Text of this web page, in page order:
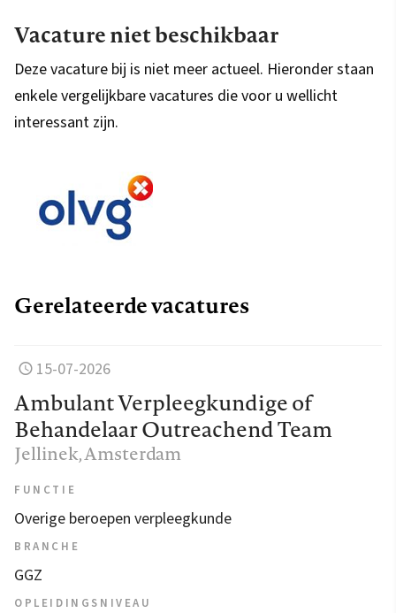
Vacature niet beschikbaar
Deze vacature bij is niet meer actueel. Hieronder staan
enkele vergelijkbare vacatures die voor u wellicht
interessant zijn.
Gerelateerde vacatures
15-07-2026
Ambulant Verpleegkundige of
Behandelaar Outreachend Team
Jellinek, Amsterdam
FUNCTIE
Overige beroepen verpleegkunde
BRANCHE
GGZ
OPLEIDINGSNIVEAU